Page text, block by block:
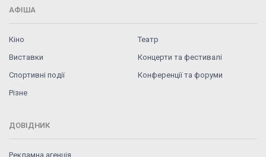
АФІША
Кіно
Театр
Виставки
Концерти та фестивалі
Спортивні події
Конференції та форуми
Різне
ДОВІДНИК
Рекламна агенція